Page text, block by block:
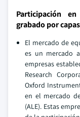
Participación
grabado por
El mercado de
es un mercado
empresas
Research
Oxford
en el mercado
(ALE). Estas